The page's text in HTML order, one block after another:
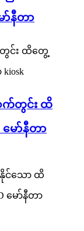
ာ်နီတာ
က်တွင်း ထိ
ော်နီတာ